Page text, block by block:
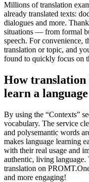
Millions of translation
already translated texts:
dialogues and more.
situations — from formal
speech. For convenience,
translation or topic, and
found to quickly focus on
How translation
learn a language
By using the “Contexts”
vocabulary. The service
and polysemantic words
makes language learning
with their real usage and
authentic, living language.
translation on
and more engaging!